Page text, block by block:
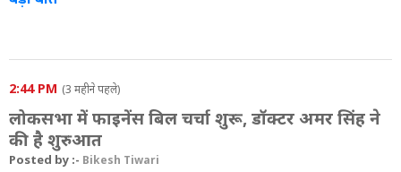
2:44 PM (3 महीने पहले)
लोकसभा में फाइनेंस बिल चर्चा शुरू, डॉक्टर अमर सिंह ने
की है शुरुआत
Posted by :- Bikesh Tiwari